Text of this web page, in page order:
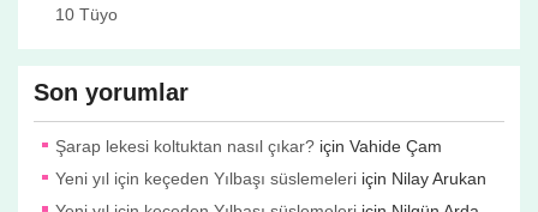
10 Tüyo
Son yorumlar
Şarap lekesi koltuktan nasıl çıkar? içinVahide Çam
Yeni yıl için keçeden Yılbaşı süslemeleri için Nilay Arukan